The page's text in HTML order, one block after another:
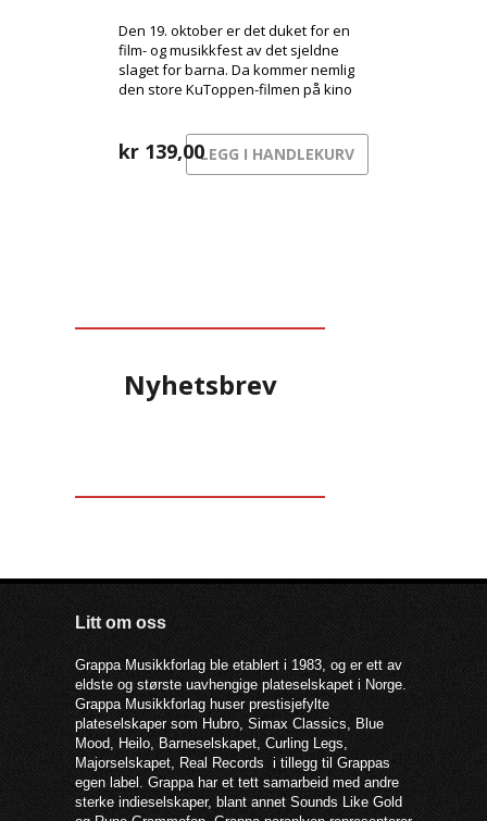
Den 19. oktober er det duket for en
film- og musikkfest av det sjeldne
slaget for barna. Da kommer nemlig
den store KuToppen-filmen på kino
bråte kjente artister!
kr 139,00LEGG I HANDLEKURV
Nyhetsbrev
Litt om oss
Grappa Musikkforlag ble etablert i 1983, og er ett av
eldste og største uavhengige plateselskapet i Norge.
Grappa Musikkforlag huser prestisjefylte
plateselskaper som Hubro, Simax Classics, Blue
Mood, Heilo, Barneselskapet, Curling Legs,
Majorselskapet, Real Records i tillegg til Grappas
egen label. Grappa har et tett samarbeid med andre
sterke indieselskaper, blant annet Sounds Like Gold